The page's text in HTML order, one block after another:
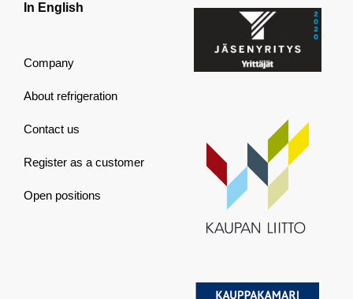
In English
Company
About refrigeration
Contact us
Register as a customer
Open positions